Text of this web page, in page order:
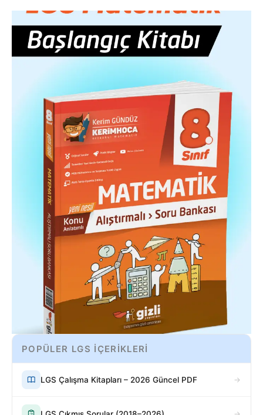
POPÜLER LGS İÇERİKLERİ
LGS Çalışma Kitapları – 2026 Güncel PDF